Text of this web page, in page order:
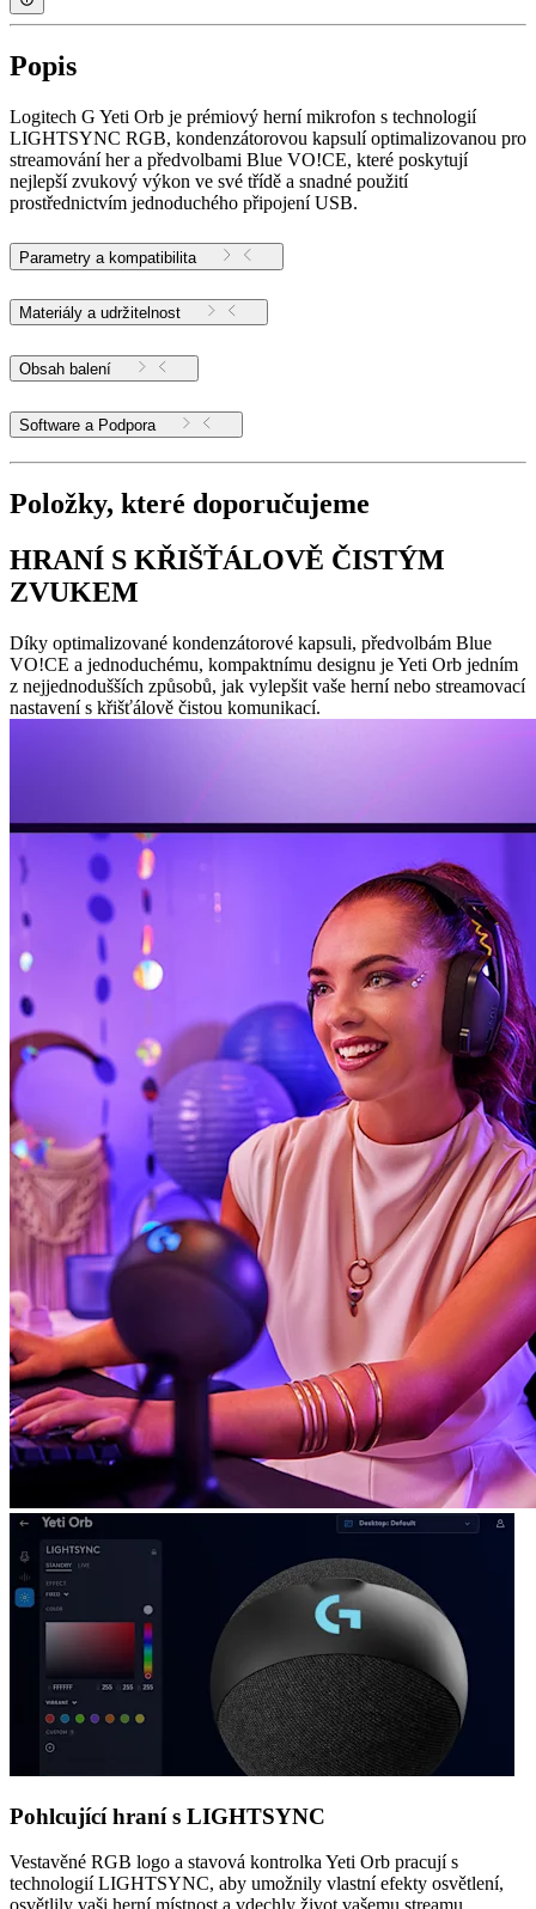
Popis
Logitech G Yeti Orb je prémiový herní mikrofon s technologií
LIGHTSYNC RGB, kondenzátorovou kapsulí optimalizovanou pro
streamování her a předvolbami Blue VO!CE, které poskytují
nejlepší zvukový výkon ve své třídě a snadné použití
prostřednictvím jednoduchého připojení USB.
Parametry a kompatibilita
Materiály a udržitelnost
Obsah balení
Software a Podpora
Položky, které doporučujeme
HRANÍ S KŘIŠŤÁLOVĚ ČISTÝM
ZVUKEM
Díky optimalizované kondenzátorové kapsuli, předvolbám Blue
VO!CE a jednoduchému, kompaktnímu designu je Yeti Orb jedním
z nejjednodušších způsobů, jak vylepšit vaše herní nebo streamovací
nastavení s křišťálově čistou komunikací.
Pohlcující hraní s LIGHTSYNC
Vestavěné RGB logo a stavová kontrolka Yeti Orb pracují s
technologií LIGHTSYNC, aby umožnily vlastní efekty osvětlení,